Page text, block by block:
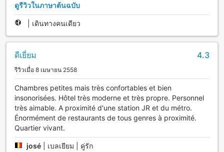
ดูรีวิวในภาษาต้นฉบับ
เดินทางคนเดียว
ดีเยี่ยม 4.3
รีวิวเมื่อ 8 เมษายน 2558
Chambres petites mais très confortables et bien
insonorisées. Hôtel très moderne et très propre. Personnel
très aimable. A proximité d'une station JR et du métro.
Énormément de restaurants de tous genres à proximité.
Quartier vivant.
josé เบลเยียม | คู่รัก